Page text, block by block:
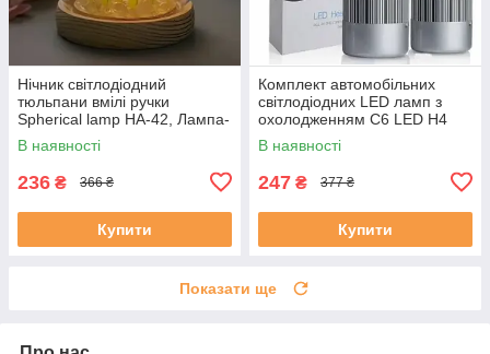
Нічник світлодіодний
тюльпани вмілі ручки
Spherical lamp HA-42, Лампа-
тюльпан DIY Нічник-тюльпан
В наявності
236 ₴ 366 ₴
Купити
Комплект автомобільних
світлодіодних LED ламп з
охолодженням С6 LED H4
LED-лампи для авто 3800 Лм
В наявності
247 ₴ 377 ₴
Купити
Показати ще